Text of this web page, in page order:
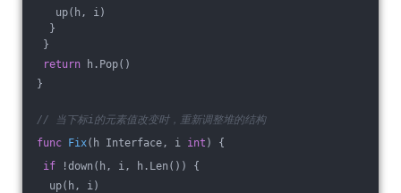
up(h, i)
}
}
return h.Pop()
}
// 当下标i的元素值改变时，重新调整堆的结构
func
Fix(h Interface, i int )
{
if !down(h, i, h.Len()) {
up(h, i)